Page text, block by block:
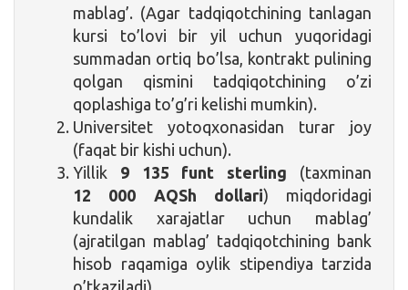
mablag’. (Agar tadqiqotchining tanlagan
kursi to’lovi bir yil uchun yuqoridagi
summadan ortiq bo’lsa, kontrakt pulining
qolgan qismini tadqiqotchining o’zi
qoplashiga to’g’ri kelishi mumkin).
Universitet yotoqxonasidan turar joy
(faqat bir kishi uchun).
Yillik 9 135 funt sterling (taxminan
12 000 AQSh dollari) miqdoridagi
kundalik xarajatlar uchun mablag’
(ajratilgan mablag’ tadqiqotchining bank
hisob raqamiga oylik stipendiya tarzida
o’tkaziladi).